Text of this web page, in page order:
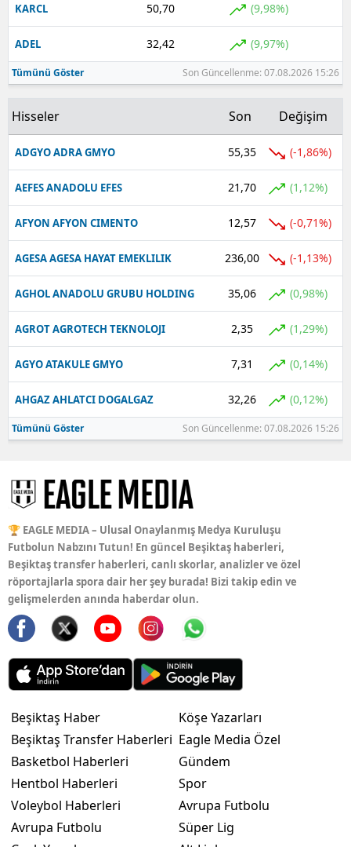
KARCL 50,70 (9,98%)
ADEL 32,42 (9,97%)
Tümünü Göster Son Güncellenme: 07.08.2026 15:26
Hisseler Son Değişim
ADGYO ADRA GMYO 55,35 (-1,86%)
AEFES ANADOLU EFES 21,70 (1,12%)
AFYON AFYON CIMENTO 12,57 (-0,71%)
AGESA AGESA HAYAT EMEKLILIK 236,00 (-1,13%)
AGHOL ANADOLU GRUBU HOLDING 35,06 (0,98%)
AGROT AGROTECH TEKNOLOJI 2,35 (1,29%)
AGYO ATAKULE GMYO 7,31 (0,14%)
AHGAZ AHLATCI DOGALGAZ 32,26 (0,12%)
Tümünü Göster Son Güncellenme: 07.08.2026 15:26
🏆 EAGLE MEDIA – Ulusal Onaylanmış Medya Kuruluşu
Futbolun Nabzını Tutun! En güncel Beşiktaş haberleri,
Beşiktaş transfer haberleri, canlı skorlar, analizler ve özel
röportajlarla spora dair her şey burada! Bizi takip edin ve
gelişmelerden anında haberdar olun.
Beşiktaş Haber
Beşiktaş Transfer Haberleri
Basketbol Haberleri
Hentbol Haberleri
Voleybol Haberleri
Avrupa Futbolu
Köşe Yazarları
Eagle Media Özel
Gündem
Spor
Avrupa Futbolu
Süper Lig